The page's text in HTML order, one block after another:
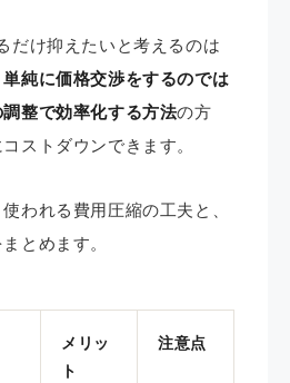
だけ抑えたいと考えるのは
単純に価格交渉をするのでは
整で効率化する方法の方
ストダウンできます。
われる費用圧縮の工夫と、
とめます。
メリッ
ト
注意点